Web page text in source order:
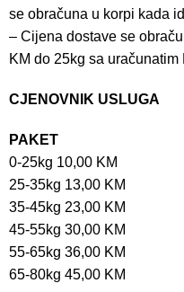
se obračuna u korpi kada
– Cijena dostave se
KM do 25kg sa uračunatim
CJENOVNIK USLUGA
PAKET
0-25kg 10,00 KM
25-35kg 13,00 KM
35-45kg 23,00 KM
45-55kg 30,00 KM
55-65kg 36,00 KM
65-80kg 45,00 KM